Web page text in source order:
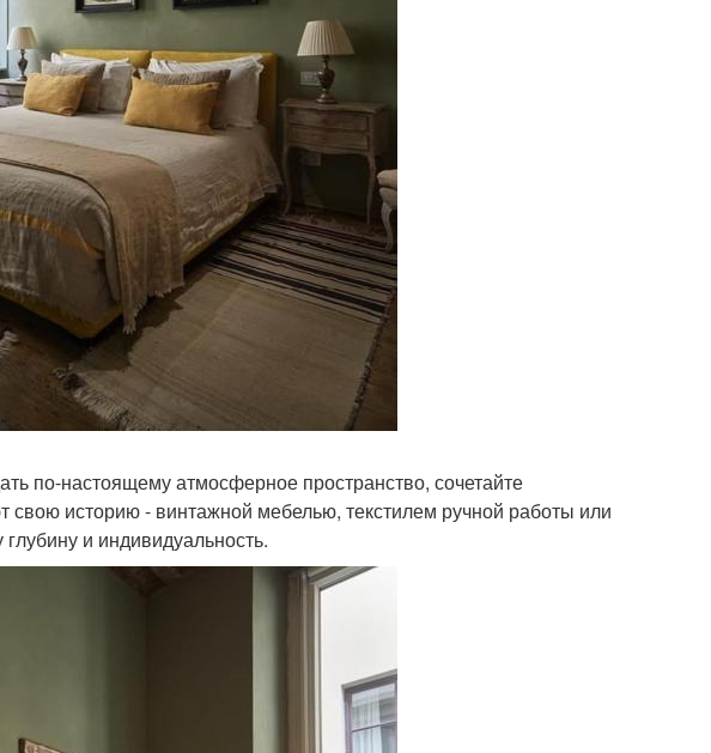
по-настоящему атмосферное пространство, сочетайте
историю - винтажной мебелью, текстилем ручной работы или
и индивидуальность.